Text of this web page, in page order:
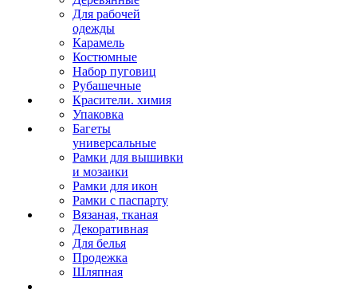
Для рабочей
одежды
Карамель
Костюмные
Набор пуговиц
Рубашечные
Красители. химия
Упаковка
Багеты
универсальные
Рамки для вышивки
и мозаики
Рамки для икон
Рамки с паспарту
Вязаная, тканая
Декоративная
Для белья
Продежка
Шляпная